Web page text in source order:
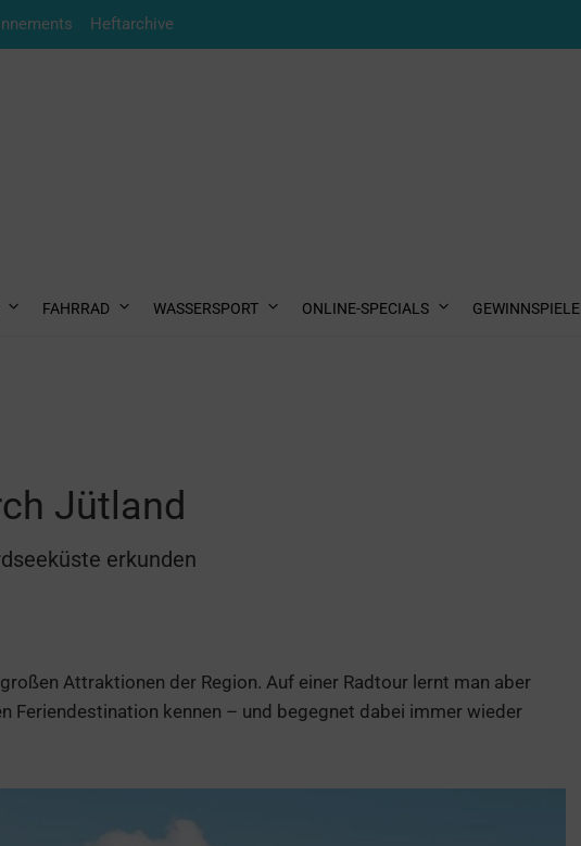
Heftarchive
FAHRRAD WASSERSPORT ONLINE-SPECIALS GEWINNSPIELE
Jütland
erkunden
Attraktionen der Region. Auf einer Radtour lernt man aber
Feriendestination kennen – und begegnet dabei immer wieder